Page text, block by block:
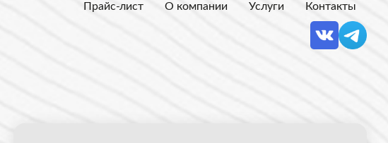
Прайс-лист О компании Услуги Контакты